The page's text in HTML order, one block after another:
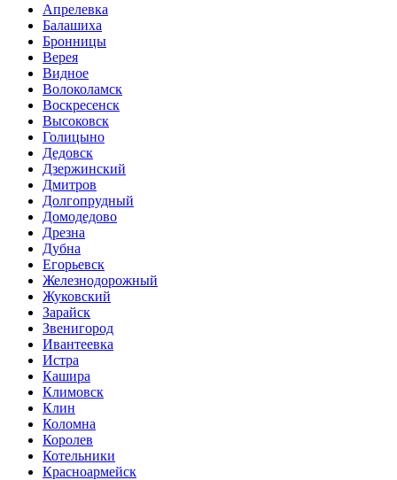
Апрелевка
Балашиха
Бронницы
Верея
Видное
Волоколамск
Воскресенск
Высоковск
Голицыно
Дедовск
Дзержинский
Дмитров
Долгопрудный
Домодедово
Дрезна
Дубна
Егорьевск
Железнодорожный
Жуковский
Зарайск
Звенигород
Ивантеевка
Истра
Кашира
Климовск
Клин
Коломна
Королев
Котельники
Красноармейск